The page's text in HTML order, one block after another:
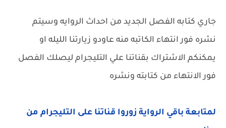
جاري كتابه الفصل الجديد من احداث الروايه وسيتم
نشره فور انتهاء الكاتبه منه عاودو زيارتنا الليله او
يمكنكم الاشتراك بقناتنا علي التليجرام ليصلك الفصل
فور الانتهاء من كتابته ونشره
لمتابعة باقي الرواية زوروا قناتنا على التليجرام من